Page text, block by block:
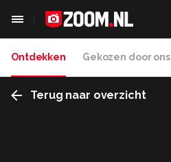
Ontdekken Gekozen door ons
Terug naar overzicht